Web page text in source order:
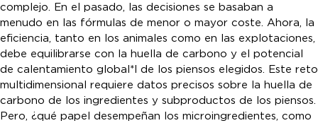
complejo. En el pasado, las decisiones se basaban a
menudo en las fórmulas de menor o mayor coste. Ahora, la
eficiencia, tanto en los animales como en las explotaciones,
debe equilibrarse con la huella de carbono y el potencial
de calentamiento global*l de los piensos elegidos. Este reto
multidimensional requiere datos precisos sobre la huella de
carbono de los ingredientes y subproductos de los piensos.
Pero, ¿qué papel desempeñan los microingredientes, como